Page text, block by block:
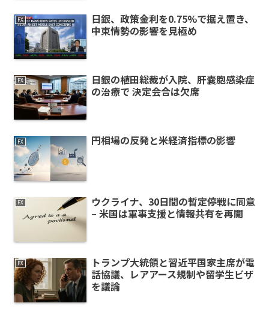
FX
日銀、政策金利を0.75%で据え置き、
中東情勢の影響を見極め
FX
日銀の植田総裁が入院、肝嚢胞感染症
の治療で 決定会合は欠席
FX 円相場の反発と米経済指標の影響
FX
ウクライナ、30日間の暫定停戦に同意
– 米国は軍事支援と情報共有を再開
FX
トランプ大統領と習近平国家主席が電
話協議、レアアース規制や留学生ビザ
を議論